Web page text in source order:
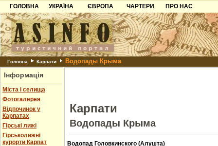
ГОЛОВНА
УКРАЇНА
Карпати
Азов
Причорноморря
Шацьк
ЄВРОПА
Чорногорія
Хорватія
Болгарія
Албанія
ЧАРТЕРИ
ПРО НАС
Контакти
Партнерам
Додати готель
Головна Карпати Водопады Крыма
Інформація
Міста і селища
Фотогалерея
Відпочинок у
Карпатах
Гірські лижі
Гірськолижні
курорти Карпат
Карпати
Водопады Крыма
Водопад Головкинского (Алушта)